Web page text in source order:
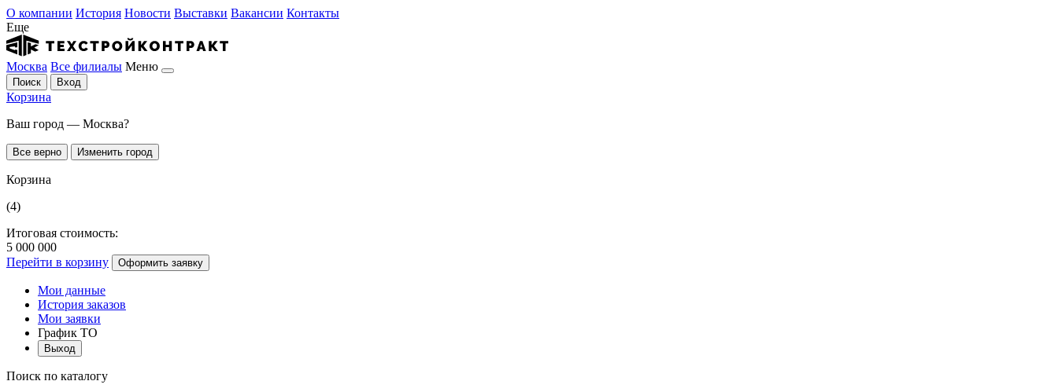
О компании История Новости Выставки Вакансии Контакты
Еще
Москва Все филиалы Меню
Поиск Вход
Корзина
Ваш город — Москва?
Все верно Изменить город
Корзина
(4)
Итоговая стоимость:
5 000 000
Перейти в корзину
Оформить заявку
Мои данные
История заказов
Мои заявки
График ТО
Выход
Поиск по каталогу